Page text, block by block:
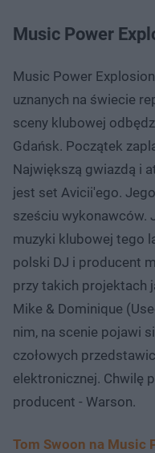
Music Power
Music Power
uznanych na świecie
sceny klubowej
Gdańsk. Początek
Największą gwiazdą i
jest set Avicii'ego.
sześciu wykonawców.
muzyki klubowej tego
polski DJ i producent
przy takich projektach
Mike & Dominique
nim, na scenie pojawi
czołowych
elektronicznej. Chwilę
producent - Warson.
Tom Swoon na Music